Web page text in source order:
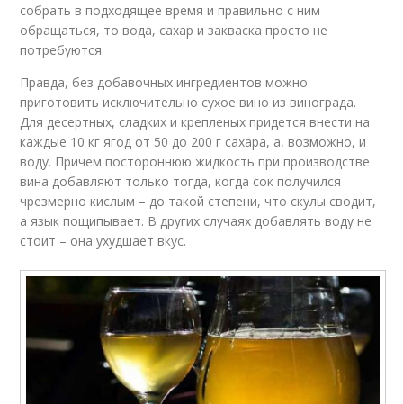
собрать в подходящее время и правильно с ним
обращаться, то вода, сахар и закваска просто не
потребуются.
Правда, без добавочных ингредиентов можно
приготовить исключительно сухое вино из винограда.
Для десертных, сладких и крепленых придется внести на
каждые 10 кг ягод от 50 до 200 г сахара, а, возможно, и
воду. Причем постороннюю жидкость при производстве
вина добавляют только тогда, когда сок получился
чрезмерно кислым – до такой степени, что скулы сводит,
а язык пощипывает. В других случаях добавлять воду не
стоит – она ухудшает вкус.